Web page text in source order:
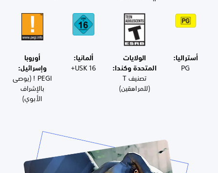
أوروبا
وإسرائيل:
PEGI ! (يوصى
بالإشراف
الأبوي)
ألمانيا:
USK 16+
الولايات
المتحدة وكندا:
تصنيف T
(للمراهقين)
أستراليا: